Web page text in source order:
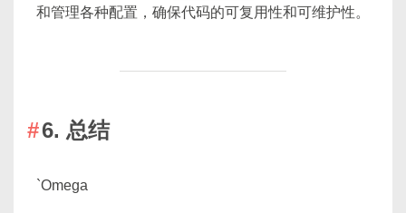
和管理各种配置，确保代码的可复用性和可维护性。
6. 总结
`Omega